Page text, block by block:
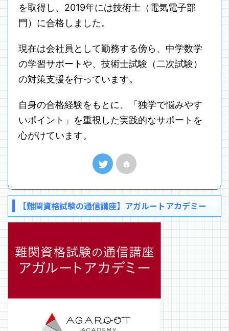
を取得し、2019年には技術士（電気電子部
門）に合格しました。
現在は会社員として勤務する傍ら、中学数学
の学習サポートや、技術士試験（二次試験）
の対策支援を行っています。
自身の合格経験をもとに、「独学で悩みやす
いポイント」を重視した実践的なサポートを
心がけています。
【難関資格試験の通信講座】アガルートアカデミー